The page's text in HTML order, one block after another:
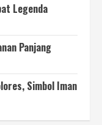
Legenda
Panjang
Simbol Iman